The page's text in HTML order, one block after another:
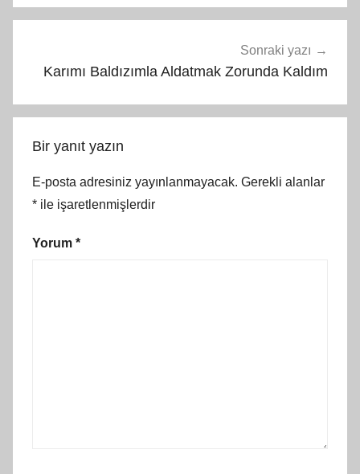
Sonraki yazı
Karımı Baldızımla Aldatmak Zorunda Kaldım
Bir yanıt yazın
E-posta adresiniz yayınlanmayacak. Gerekli alanlar
* ile işaretlenmişlerdir
Yorum *